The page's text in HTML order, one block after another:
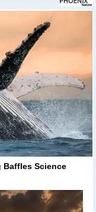
Baffles Science